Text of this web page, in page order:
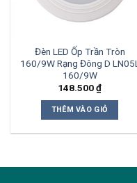
Đèn LED Ốp Trần Tròn
160/9W Rạng Đông D LN05L
160/9W
148.500₫
THÊM VÀO GIỎ